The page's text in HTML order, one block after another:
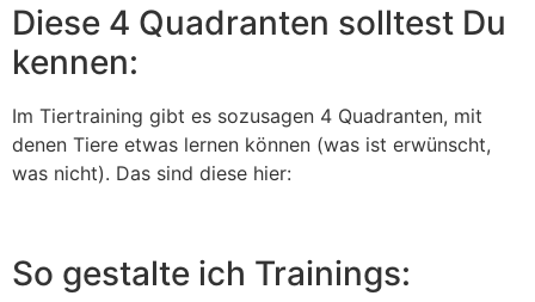
Diese 4 Quadranten solltest Du
kennen:
Im Tiertraining gibt es sozusagen 4 Quadranten, mit
denen Tiere etwas lernen können (was ist erwünscht,
was nicht). Das sind diese hier:
So gestalte ich Trainings: